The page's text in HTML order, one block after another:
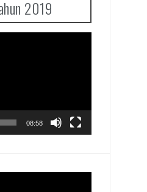
2019
08:58